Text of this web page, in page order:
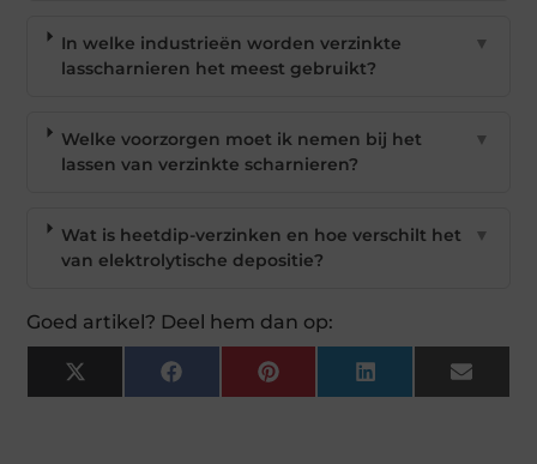
In welke industrieën worden verzinkte
lasscharnieren het meest gebruikt?
▼
Welke voorzorgen moet ik nemen bij het
lassen van verzinkte scharnieren?
▼
Wat is heetdip-verzinken en hoe verschilt het
van elektrolytische depositie?
▼
Goed artikel? Deel hem dan op:
X
(Twitter)
Facebook Pinterest LinkedIn Email